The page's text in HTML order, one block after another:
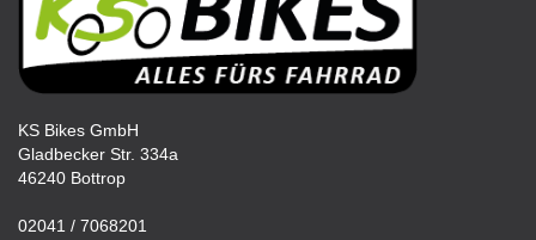
KS Bikes GmbH
Gladbecker Str. 334a
46240 Bottrop
02041 / 7068201